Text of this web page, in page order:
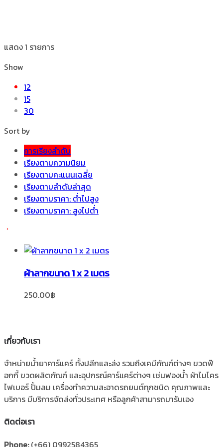
แสดง 1 รายการ
Show
12
15
30
Sort by
การเรียงลำดับ
เรียงตามความนิยม
เรียงตามคะแนนเฉลี่ย
เรียงตามลำดับล่าสุด
เรียงตามราคา: ต่ำไปสูง
เรียงตามราคา: สูงไปต่ำ
ผ้าลากขนาด 1 x 2 เมตร
250.00฿
เกี่ยวกับเรา
จำหน่ายน้ำยาคาร์แคร์ ทั้งปลีกและส่ง รวมถึงเคมีภัณฑ์ต่างๆ ขวดฟ๊
อกกี้ ขวดผลิตภัณฑ์ และอุปกรณ์คาร์แคร์ต่างๆ เช่นฟองน้ำ ผ้าไมโคร
ไฟเบอร์ ปั้มลม เครื่องทำความสะอาดรถยนต์ทุกชนิด คุณภาพและ
บริการ มีบริการจัดส่งทั่วประเทศ หรือลูกค้าสามารถมารับเอง
ติดต่อเรา
Phone:(+66) 0992584365